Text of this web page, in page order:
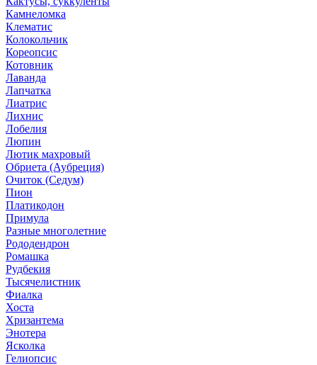
Камнеломка
Клематис
Колокольчик
Кореопсис
Котовник
Лаванда
Лапчатка
Лиатрис
Лихнис
Лобелия
Люпин
Лютик махровый
Обриета (Аубреция)
Очиток (Седум)
Пион
Платикодон
Примула
Разные многолетние
Рододендрон
Ромашка
Рудбекия
Тысячелистник
Фиалка
Хоста
Хризантема
Энотера
Ясколка
Гелиопсис